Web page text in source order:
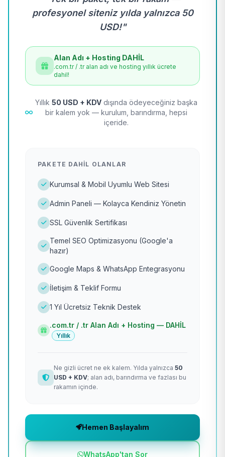
profesyonel siteniz yılda yalnızca 50
USD!"
Alan Adı + Hosting DAHİL
.com.tr / .tr alan adı ve hosting yıllık ücrete
dahil!
Yıllık 50 USD + KDV dışında ödeyeceğiniz başka
bir kalem yok — kurulum, barındırma, hepsi
içeride.
PAKETE DAHIL OLANLAR
Kurumsal & Mobil Uyumlu Web Sitesi
Admin Paneli — Kolayca Kendiniz Yönetin
SSL Güvenlik Sertifikası
Temel SEO Optimizasyonu (Google'a
hazır)
Google Maps & WhatsApp Entegrasyonu
İletişim & Teklif Formu
1 Yıl Ücretsiz Teknik Destek
.com.tr / .tr Alan Adı + Hosting — DAHİL
Yıllık
Ne gizli ücret ne ek kalem. Yılda yalnızca 50
USD + KDV; alan adı, barındırma ve fazlası bu
rakamın içinde.
Hemen Başlayalım
WhatsApp'tan Sor